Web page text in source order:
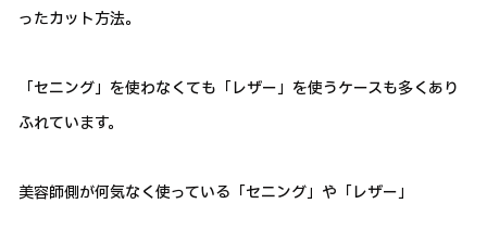
ったカット方法。
「セニング」を使わなくても「レザー」を使うケースも多くあり
ふれています。
美容師側が何気なく使っている「セニング」や「レザー」